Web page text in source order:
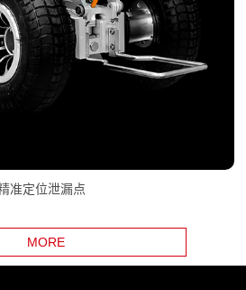
准定位泄漏点
MORE